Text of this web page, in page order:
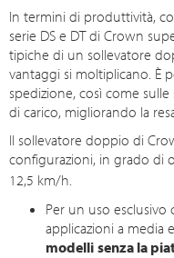
In termini di produttività,
serie DS e DT di Crown
tipiche di un sollevatore
vantaggi si moltiplicano. È
spedizione, così come
di carico, migliorando la
Il sollevatore doppio di
configurazioni, in grado di
12,5 km/h.
Per un uso
applicazioni a media
modelli senza la